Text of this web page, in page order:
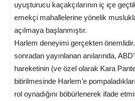
uyuşturucu kaçakçılarının iç içe
emekçi mahallelerine yönelik
açılmaya başlanmıştır.
Harlem deneyimi gerçekten
sonradan yayınlanan anılarında,
hareketinin (ve özel olarak Kara
bitirilmesinde Harlem’e
rol oynadığını böbürlenerek ifade